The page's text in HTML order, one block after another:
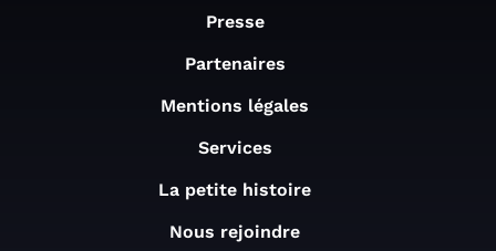
Presse
Partenaires
Mentions légales
Services
La petite histoire
Nous rejoindre